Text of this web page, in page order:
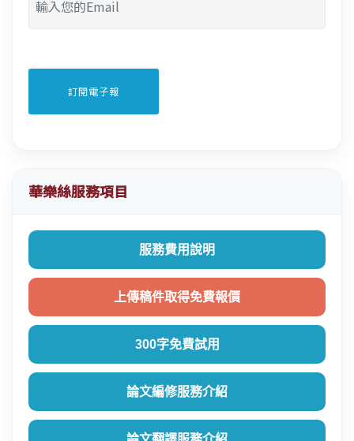
華樂絲服務項目
服務費用說明
上傳稿件取得免費報價
300字免費試用
論文編修服務介紹